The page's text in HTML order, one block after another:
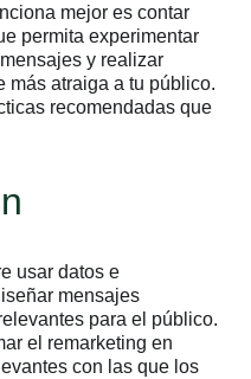
mejor es contar
permita experimentar
y realizar
más atraiga a tu público.
recomendadas que
usar datos e
mensajes
para el público.
el remarketing en
con las que los